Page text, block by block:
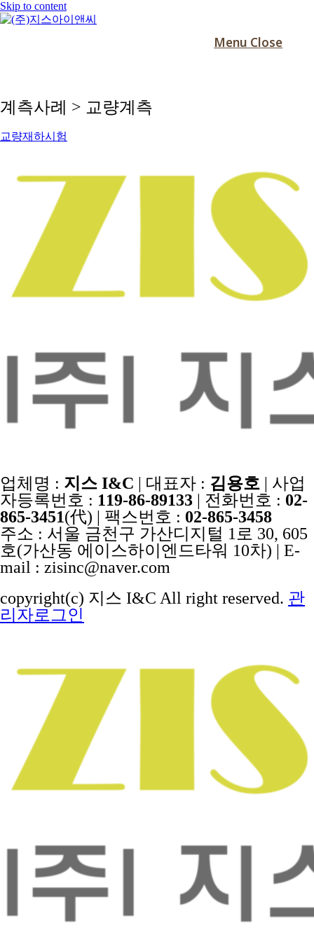
Skip to content
Menu Close
계측사례 > 교량계측
교량재하시험
업체명 : 지스 I&C | 대표자 : 김용호 | 사업
자등록번호 : 119-86-89133 | 전화번호 : 02-
865-3451(代) | 팩스번호 : 02-865-3458
주소 : 서울 금천구 가산디지털 1로 30, 605
호(가산동 에이스하이엔드타워 10차) | E-
mail : zisinc@naver.com
copyright(c) 지스 I&C All right reserved. 관
리자로그인